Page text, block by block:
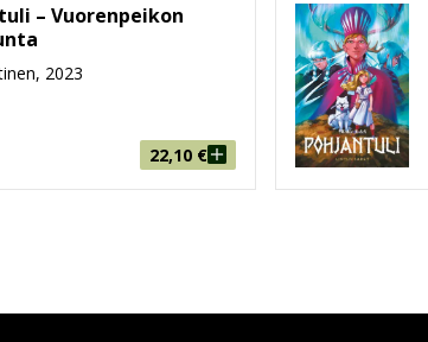
– Vuorenpeikon
2023
22,10 €